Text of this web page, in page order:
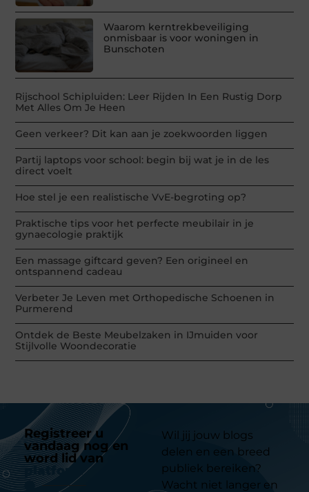
Waarom kerntrekbeveiliging
onmisbaar is voor woningen in
Bunschoten
Rijschool Schipluiden: Leer Rijden In Een Rustig Dorp
Met Alles Om Je Heen
Geen verkeer? Dit kan aan je zoekwoorden liggen
Partij laptops voor school: begin bij wat je in de les
direct voelt
Hoe stel je een realistische VvE-begroting op?
Praktische tips voor het perfecte meubilair in je
gynaecologie praktijk
Een massage giftcard geven? Een origineel en
ontspannend cadeau
Verbeter Je Leven met Orthopedische Schoenen in
Purmerend
Ontdek de Beste Meubelzaken in IJmuiden voor
Stijlvolle Woondecoratie
Registreer u
vandaag nog en
word lid van
platform
Wil jij jouw blogs
delen en een breed
publiek bereiken?
Wacht niet langer en